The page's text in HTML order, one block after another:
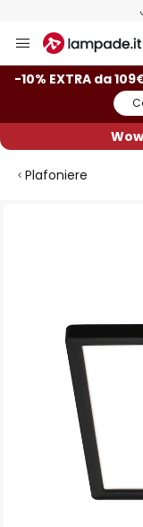
Salta
al
contenuto
-10% EXTRA da
Plafoniere
immagini